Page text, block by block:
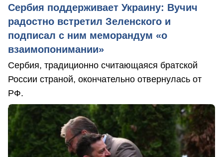
Сербия поддерживает Украину: Вучич
радостно встретил Зеленского и
подписал с ним меморандум «о
взаимопонимании»
Сербия, традиционно считающаяся братской
России страной, окончательно отвернулась от
РФ.